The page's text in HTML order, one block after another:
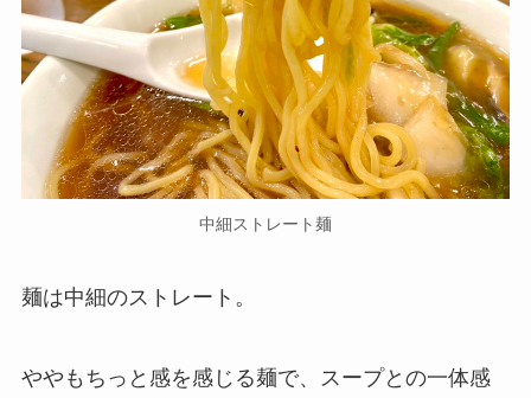
中細ストレート麺
麺は中細のストレート。
ややもちっと感を感じる麺で、スープとの一体感